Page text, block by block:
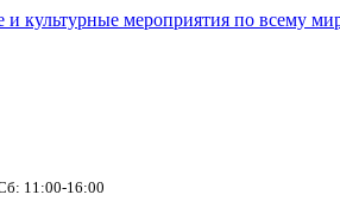
культурные мероприятия по всему
11:00-16:00